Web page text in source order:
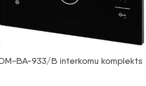
BA-933/B interkomu komplekts